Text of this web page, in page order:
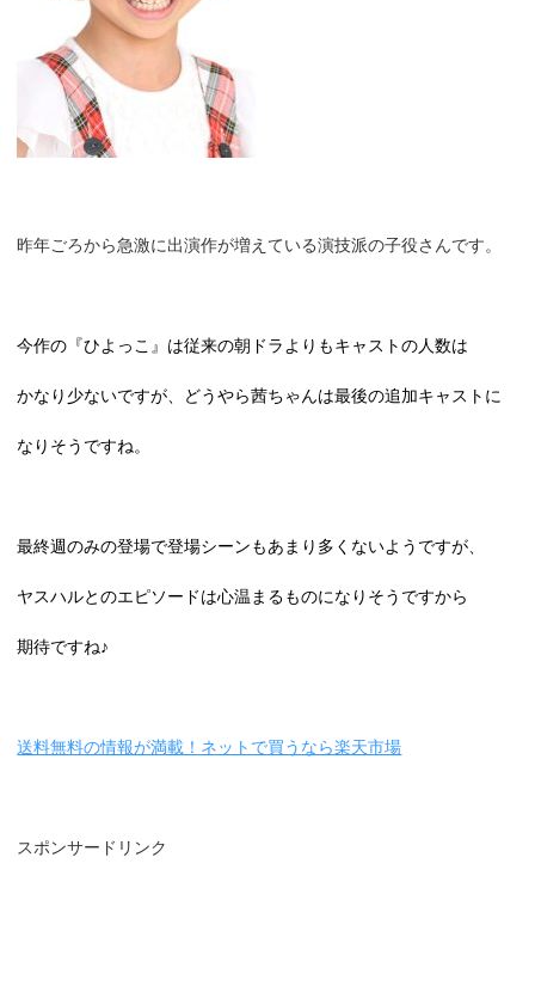
昨年ごろから急激に出演作が増えている演技派の子役さんです。
今作の『ひよっこ』は従来の朝ドラよりもキャストの人数は
かなり少ないですが、どうやら茜ちゃんは最後の追加キャストに
なりそうですね。
最終週のみの登場で登場シーンもあまり多くないようですが、
ヤスハルとのエピソードは心温まるものになりそうですから
期待ですね♪
送料無料の情報が満載！ネットで買うなら楽天市場
スポンサードリンク